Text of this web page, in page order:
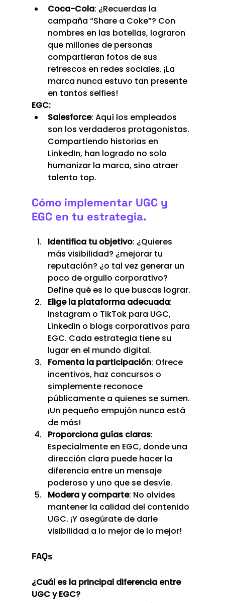
Coca-Cola: ¿Recuerdas la
campaña “Share a Coke”? Con
nombres en las botellas, lograron
que millones de personas
compartieran fotos de sus
refrescos en redes sociales. ¡La
marca nunca estuvo tan presente
en tantos selfies!
EGC:
Salesforce: Aquí los empleados
son los verdaderos protagonistas.
Compartiendo historias en
LinkedIn, han logrado no solo
humanizar la marca, sino atraer
talento top.
Cómo implementar UGC y
EGC en tu estrategia.
Identifica tu objetivo: ¿Quieres
más visibilidad? ¿mejorar tu
reputación? ¿o tal vez generar un
poco de orgullo corporativo?
Define qué es lo que buscas lograr.
Elige la plataforma adecuada:
Instagram o TikTok para UGC,
LinkedIn o blogs corporativos para
EGC. Cada estrategia tiene su
lugar en el mundo digital.
Fomenta la participación: Ofrece
incentivos, haz concursos o
simplemente reconoce
públicamente a quienes se sumen.
¡Un pequeño empujón nunca está
de más!
Proporciona guías claras:
Especialmente en EGC, donde una
dirección clara puede hacer la
diferencia entre un mensaje
poderoso y uno que se desvíe.
Modera y comparte: No olvides
mantener la calidad del contenido
UGC. ¡Y asegúrate de darle
visibilidad a lo mejor de lo mejor!
FAQs
¿Cuál es la principal diferencia entre
UGC y EGC?